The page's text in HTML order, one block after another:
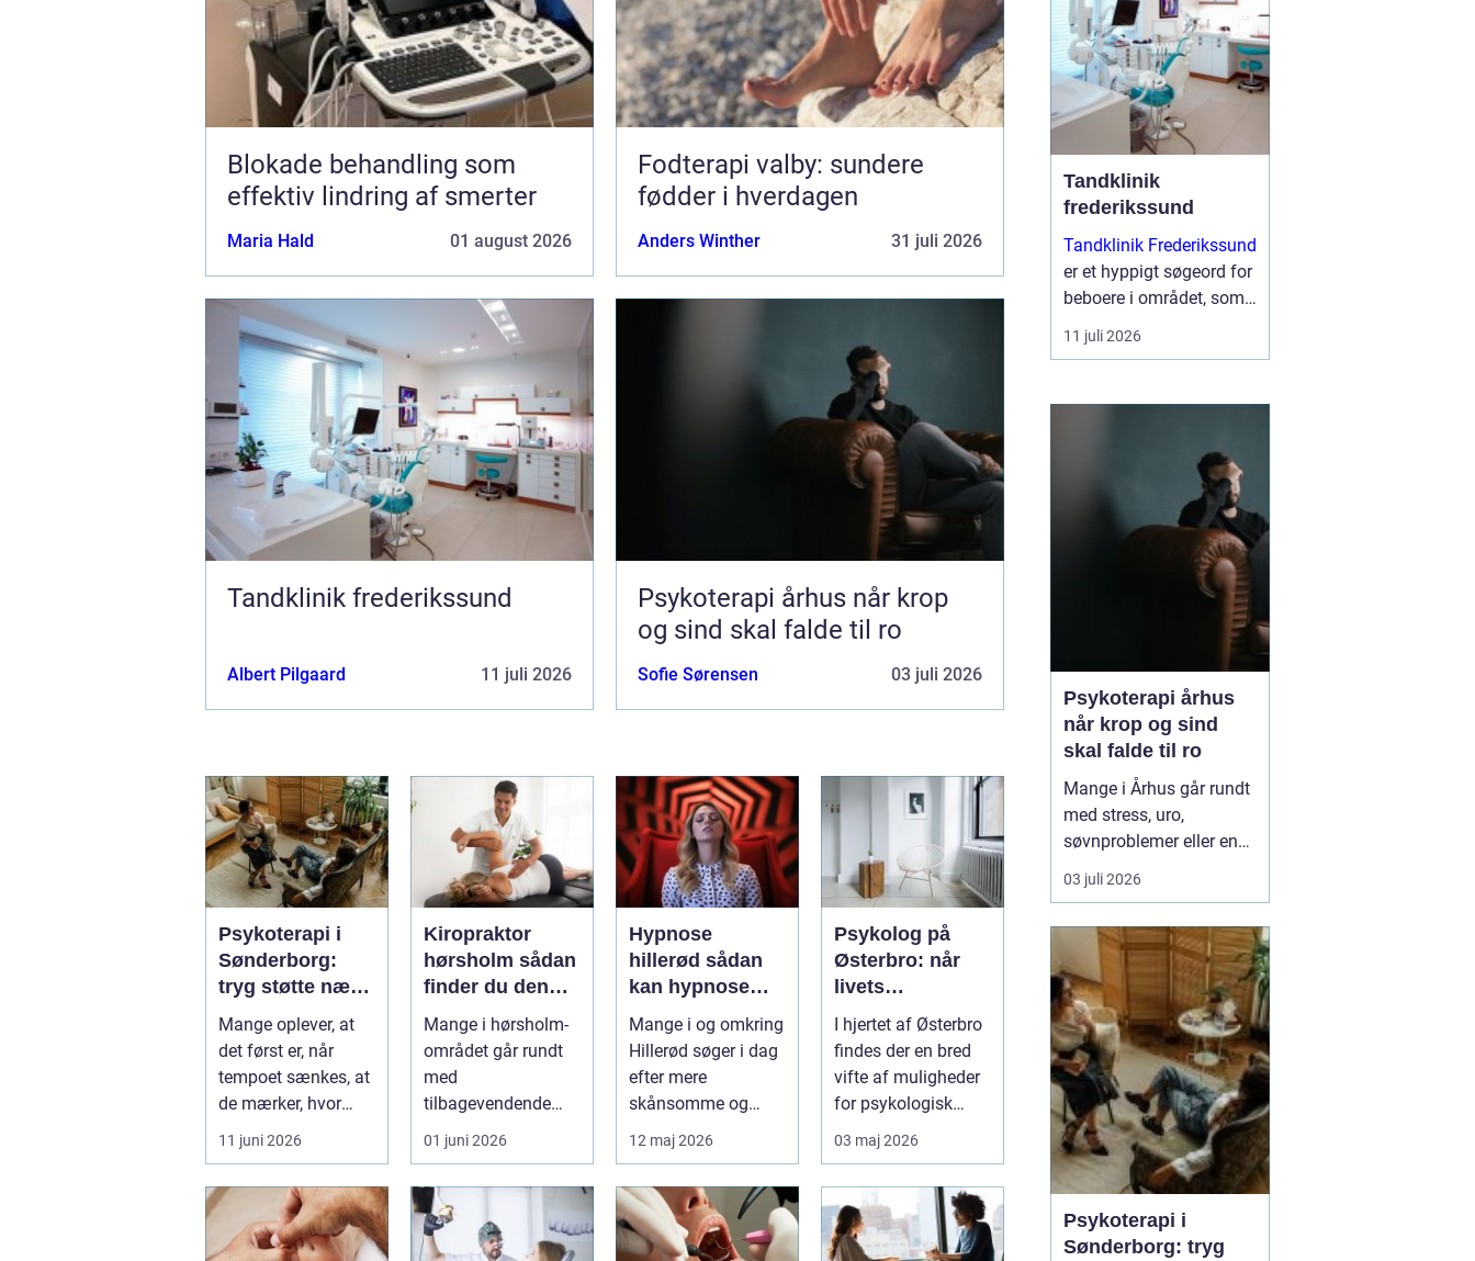
Blokade behandling som
effektiv lindring af smerter
Maria Hald 01 august 2026
Fodterapi valby: sundere
fødder i hverdagen
Anders Winther 31 juli 2026
Tandklinik frederikssund
Albert Pilgaard 11 juli 2026
Psykoterapi århus når krop
og sind skal falde til ro
Sofie Sørensen 03 juli 2026
Psykoterapi i
Sønderborg:
tryg støtte nær
dig
Mange oplever, at
det først er, når
tempoet sænkes, at
de mærker, hvor
pres...
11 juni 2026
Kiropraktor
hørsholm sådan
finder du den
rette behandling
i nordsjælland
Mange i hørsholm-
området går rundt
med
tilbagevendende
smerter i ryg, nakke
eller hoved uden at
få d...
01 juni 2026
Hypnose
hillerød sådan
kan hypnose
hjælpe i
hverdagen
Mange i og omkring
Hillerød søger i dag
efter mere
skånsomme og
målrettede måder at
få det bedre på....
12 maj 2026
Psykolog på
Østerbro: når
livets
udfordringer
kræver
professionel
støtte
I hjertet af Østerbro
findes der en bred
vifte af muligheder
for psykologisk
støtte, o...
03 maj 2026
både unge, voksne og
ældre opl...
Tandklinik
frederikssund
Tandklinik Frederikssund
er et hyppigt søgeord for
beboere i området, som
leder efter tryg og fagligt
stærk tandbehandling.
hvor der er tid til
atmosfære og en klar
11 juli 2026
Psykoterapi århus
når krop og sind
skal falde til ro
Mange i Århus går rundt
med stress, uro,
søvnproblemer eller en
følelse af at være kørt
fast i livet. Nogle har
grænseoverskridende
hændelser. Andre
mærker mest en stille
indre utilfredshed og
tankemylder, der aldrig
holde...
03 juli 2026
Psykoterapi i
Sønderborg: tryg